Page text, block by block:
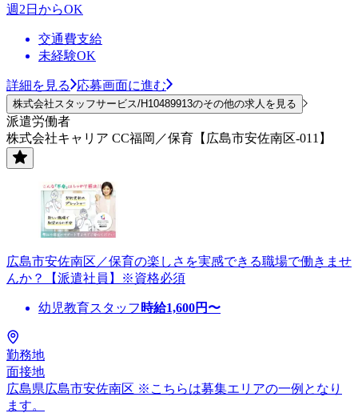
週2日からOK
交通費支給
未経験OK
詳細を見る 応募画面に進む
株式会社スタッフサービス/H10489913のその他の求人を見る
派遣労働者
株式会社キャリア CC福岡／保育【広島市安佐南区-011】
広島市安佐南区／保育の楽しさを実感できる職場で働きませ
んか？【派遣社員】※資格必須
幼児教育スタッフ 時給1,600円〜
勤務地
面接地
広島県広島市安佐南区 ※こちらは募集エリアの一例となり
ます。